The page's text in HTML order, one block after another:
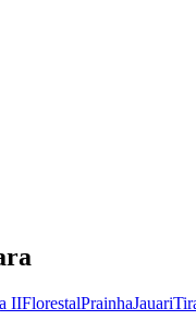
IIFlorestalPrainhaJauari